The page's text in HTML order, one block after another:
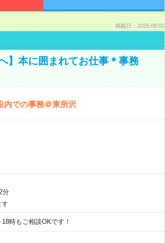
掲載日：2026.08.03
】本に囲まれてお仕事＊事務
内での事務＠東所沢
分
す
時もご相談OKです！